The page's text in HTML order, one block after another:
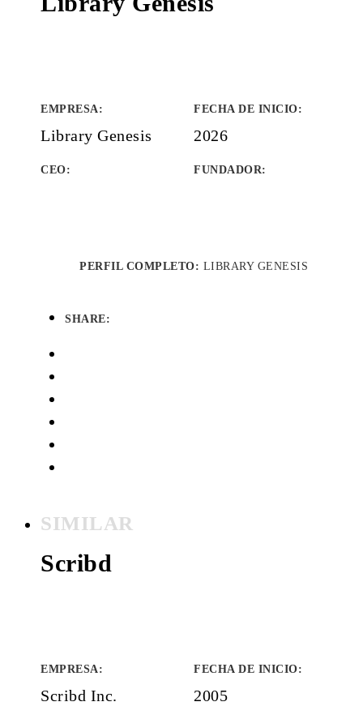
EMPRESA:
Library Genesis
FECHA DE INICIO:
2026
CEO: FUNDADOR:
PERFIL COMPLETO: LIBRARY GENESIS
SHARE:
SIMILAR
Scribd
EMPRESA:
Scribd Inc.
FECHA DE INICIO:
2005